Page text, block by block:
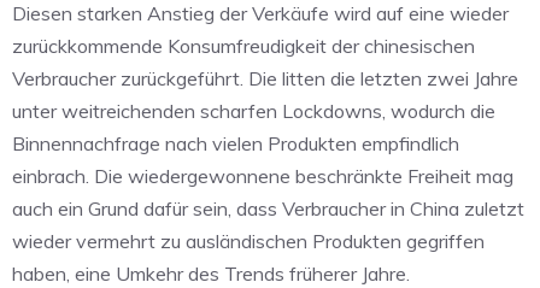
Diesen starken Anstieg der Verkäufe wird auf eine wieder
zurückkommende Konsumfreudigkeit der chinesischen
Verbraucher zurückgeführt. Die litten die letzten zwei Jahre
unter weitreichenden scharfen Lockdowns, wodurch die
Binnennachfrage nach vielen Produkten empfindlich
einbrach. Die wiedergewonnene beschränkte Freiheit mag
auch ein Grund dafür sein, dass Verbraucher in China zuletzt
wieder vermehrt zu ausländischen Produkten gegriffen
haben, eine Umkehr des Trends früherer Jahre.